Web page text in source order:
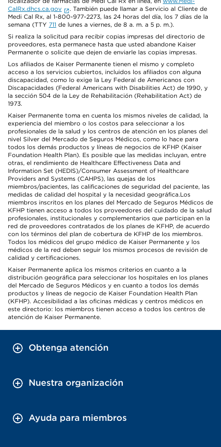
CalRx.dhcs.ca.gov
. También puede llamar a Servicio al Cliente de
Medi Cal Rx, al 1-800-977-2273, las 24 horas del día, los 7 días de la
semana (TTY 711 de lunes a viernes, de 8 a. m. a 5 p. m.).
Si realiza la solicitud para recibir copias impresas del directorio de
proveedores, esta permanece hasta que usted abandone Kaiser
Permanente o solicite que dejen de enviarle las copias impresas.
Los afiliados de Kaiser Permanente tienen el mismo y completo
acceso a los servicios cubiertos, incluidos los afiliados con alguna
discapacidad, como lo exige la Ley Federal de Americanos con
Discapacidades (Federal Americans with Disabilities Act) de 1990, y
la sección 504 de la Ley de Rehabilitación (Rehabilitation Act) de
1973.
Kaiser Permanente toma en cuenta los mismos niveles de calidad, la
experiencia del miembro o los costos para seleccionar a los
profesionales de la salud y los centros de atención en los planes del
nivel Silver del Mercado de Seguros Médicos, como lo hace para
todos los demás productos y líneas de negocios de KFHP (Kaiser
Foundation Health Plan). Es posible que las medidas incluyan, entre
otras, el rendimiento de Healthcare Effectiveness Data and
Information Set (HEDIS)/Consumer Assessment of Healthcare
Providers and Systems (CAHPS), las quejas de los
miembros/pacientes, las calificaciones de seguridad del paciente, las
medidas de calidad del hospital y la necesidad geográfica.Los
miembros inscritos en los planes del Mercado de Seguros Médicos de
KFHP tienen acceso a todos los proveedores del cuidado de la salud
profesionales, institucionales y complementarios que participan en la
red de proveedores contratados de los planes de KFHP, de acuerdo
con los términos del plan de cobertura de KFHP de los miembros.
Todos los médicos del grupo médico de Kaiser Permanente y los
médicos de la red deben seguir los mismos procesos de revisión de
calidad y certificaciones.
Kaiser Permanente aplica los mismos criterios en cuanto a la
distribución geográfica para seleccionar los hospitales en los planes
del Mercado de Seguros Médicos y en cuanto a todos los demás
productos y líneas de negocio de Kaiser Foundation Health Plan
(KFHP). Accesibilidad a las oficinas médicas y centros médicos en
este directorio: los miembros tienen acceso a todos los centros de
atención de Kaiser Permanente.
Obtenga atención
Nuestra organización
Ayuda para miembros